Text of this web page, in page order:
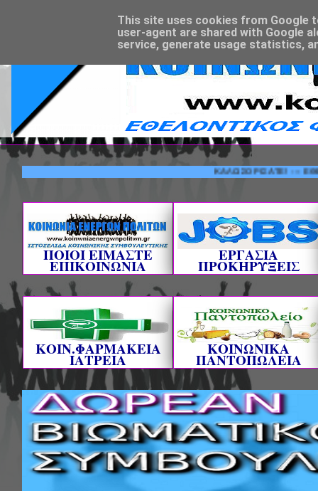
ΚΑΛΩΣΟΡΙΣΑΤΕ! ---
ΠΟΙΟΙ ΕΙΜΑΣΤΕ
ΕΠΙΚΟΙΝΩΝΙΑ
ΕΡΓΑΣΙΑ
ΠΡΟΚΗΡΥΞΕΙΣ
ΚΟΙΝ.ΦΑΡΜΑΚΕΙΑ
ΙΑΤΡΕΙΑ
ΚΟΙΝΩΝΙΚΑ
ΠΑΝΤΟΠΩΛΕΙΑ
This site uses cookies from Google
user-agent are shared with Google
service, generate usage statistics,